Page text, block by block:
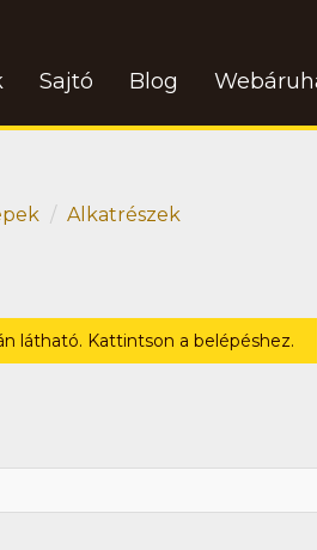
Sajtó Blog
Alkatrészek
látható. Kattintson a belépéshez.